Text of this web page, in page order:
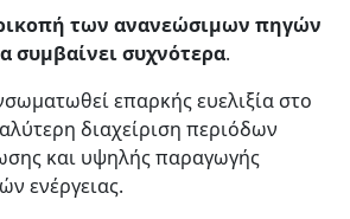
των ανανεώσιμων πηγών
συμβαίνει συχνότερα.
επαρκής ευελιξία στο
διαχείριση περιόδων
και υψηλής παραγωγής
ενέργειας.